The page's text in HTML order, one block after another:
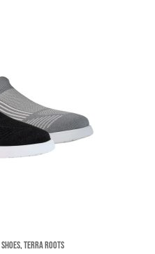
Shoes,Terra Roots